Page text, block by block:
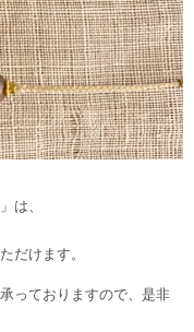
は、
だけます。
っておりますので、是非